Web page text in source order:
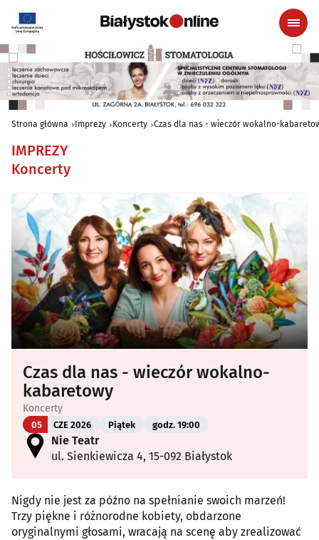
Strona główna Imprezy Koncerty Czas dla nas - wieczór wokalno-
IMPREZY
Koncerty
Czas dla nas - wieczór wokalno-
kabaretowy
Koncerty
05 CZE 2026 Piątek godz. 19:00
Nie Teatr
ul. Sienkiewicza 4, 15-092 Białystok
Nigdy nie jest za późno na spełnianie swoich marzeń!
Trzy piękne i różnorodne kobiety, obdarzone
oryginalnymi głosami, wracają na scenę aby zrealizować